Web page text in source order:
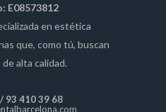
E08573812
en estética
que, como tú, buscan
alta calidad.
/ 93 410 39 68